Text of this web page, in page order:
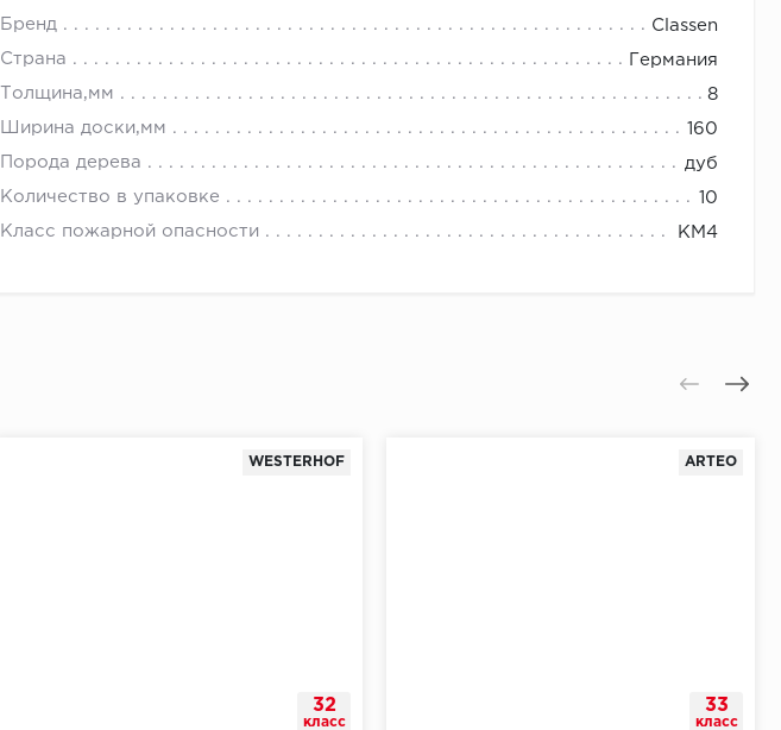
Бренд Classen
Страна Германия
Толщина,мм 8
Ширина доски,мм 160
Порода дерева дуб
Количество в упаковке 10
Класс пожарной опасности КМ4
32
класс
WESTERHOF
33
класс
ARTEO